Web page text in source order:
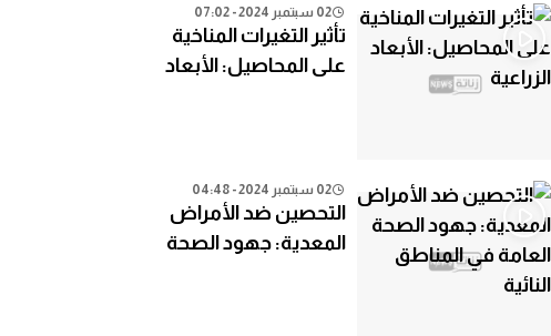
02 سبتمبر 2024 - 07:02
تأثير التغيرات المناخية
على المحاصيل: الأبعاد
02 سبتمبر 2024 - 04:48
التحصين ضد الأمراض
المعدية: جهود الصحة